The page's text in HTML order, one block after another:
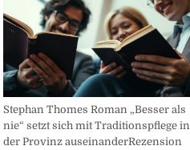
Stephan Thomes Roman „Besser als
nie“ setzt sich mit Traditionspflege in
der Provinz auseinanderRezension